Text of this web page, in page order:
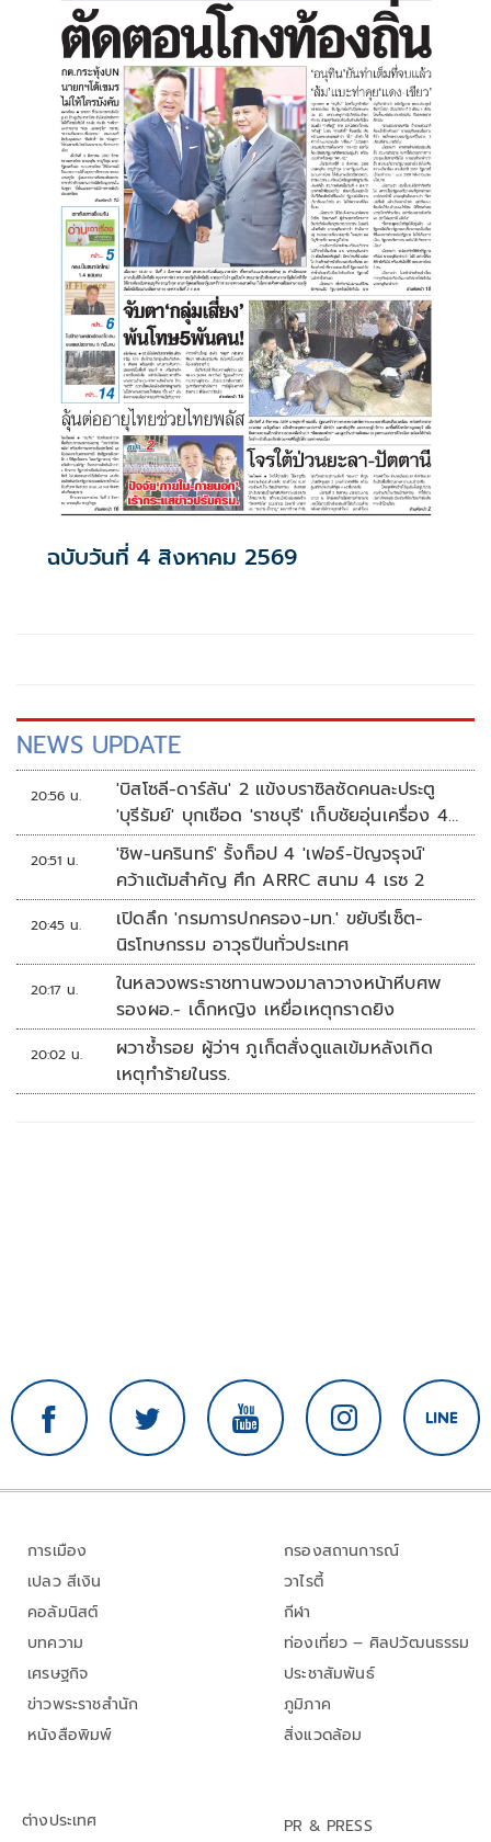
ฉบับวันที่ 4 สิงหาคม 2569
NEWS UPDATE
20:56 น.
'บิสโซลี-ดาร์ลัน' 2 แข้งบราซิลซัดคนละประตู
'บุรีรัมย์' บุกเชือด 'ราชบุรี' เก็บชัยอุ่นเครื่อง 4
นัดรวด
20:51 น.
'ชิพ-นครินทร์' รั้งท็อป 4 'เฟอร์-ปัญจรุจน์'
คว้าแต้มสำคัญ ศึก ARRC สนาม 4 เรซ 2
20:45 น.
เปิดลึก 'กรมการปกครอง-มท.' ขยับรีเซ็ต-
นิรโทษกรรม อาวุธปืนทั่วประเทศ
20:17 น.
ในหลวงพระราชทานพวงมาลาวางหน้าหีบศพ
รองผอ.- เด็กหญิง เหยื่อเหตุกราดยิง
20:02 น.
ผวาซ้ำรอย ผู้ว่าฯ ภูเก็ตสั่งดูแลเข้มหลังเกิด
เหตุทำร้ายในรร.
การเมือง
เปลว สีเงิน
คอลัมนิสต์
บทความ
เศรษฐกิจ
ข่าวพระราชสำนัก
หนังสือพิมพ์
กรองสถานการณ์
วาไรตี้
กีฬา
ท่องเที่ยว – ศิลปวัฒนธรรม
ประชาสัมพันธ์
ภูมิภาค
สิ่งแวดล้อม
ต่างประเทศ
PR & PRESS